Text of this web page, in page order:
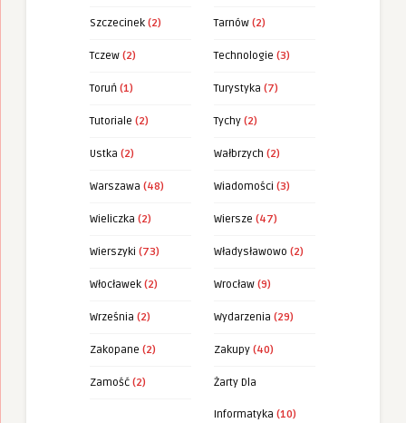
Szczecinek (2) Tarnów (2)
Tczew (2) Technologie (3)
Toruń (1) Turystyka (7)
Tutoriale (2) Tychy (2)
Ustka (2) Wałbrzych (2)
Warszawa (48) Wiadomości (3)
Wieliczka (2) Wiersze (47)
Wierszyki (73) Władysławowo (2)
Włocławek (2) Wrocław (9)
Września (2) Wydarzenia (29)
Zakopane (2) Zakupy (40)
Zamość (2) Żarty Dla
Informatyka (10)